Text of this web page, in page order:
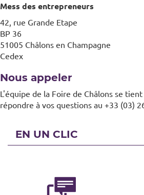
Mess des entrepreneurs
42, rue Grande Etape
BP 36
51005 Châlons en Champagne
Cedex
Nous appeler
L'équipe de la Foire de Châlons se
répondre à vos questions au +33 (03)
EN UN CLIC